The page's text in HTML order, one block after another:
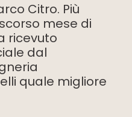
Citro. Più
mese di
ricevuto
dal
quale migliore